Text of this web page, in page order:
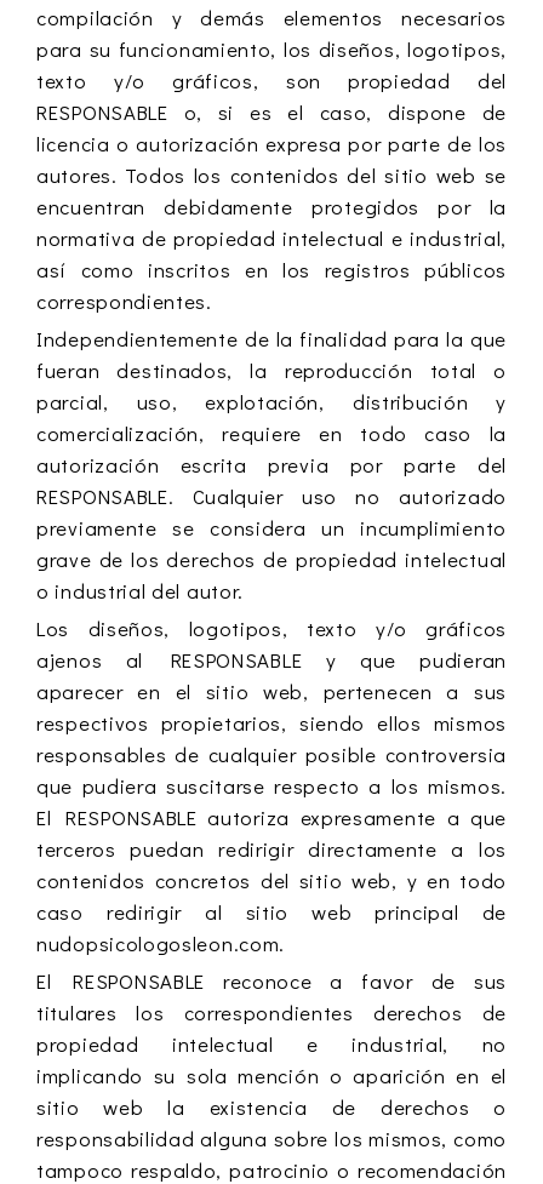
compilación y demás elementos necesarios
para su funcionamiento, los diseños, logotipos,
texto y/o gráficos, son propiedad del
RESPONSABLE o, si es el caso, dispone de
licencia o autorización expresa por parte de los
autores. Todos los contenidos del sitio web se
encuentran debidamente protegidos por la
normativa de propiedad intelectual e industrial,
así como inscritos en los registros públicos
correspondientes.
Independientemente de la finalidad para la que
fueran destinados, la reproducción total o
parcial, uso, explotación, distribución y
comercialización, requiere en todo caso la
autorización escrita previa por parte del
RESPONSABLE. Cualquier uso no autorizado
previamente se considera un incumplimiento
grave de los derechos de propiedad intelectual
o industrial del autor.
Los diseños, logotipos, texto y/o gráficos
ajenos al RESPONSABLE y que pudieran
aparecer en el sitio web, pertenecen a sus
respectivos propietarios, siendo ellos mismos
responsables de cualquier posible controversia
que pudiera suscitarse respecto a los mismos.
El RESPONSABLE autoriza expresamente a que
terceros puedan redirigir directamente a los
contenidos concretos del sitio web, y en todo
caso redirigir al sitio web principal de
nudopsicologosleon.com.
El RESPONSABLE reconoce a favor de sus
titulares los correspondientes derechos de
propiedad intelectual e industrial, no
implicando su sola mención o aparición en el
sitio web la existencia de derechos o
responsabilidad alguna sobre los mismos, como
tampoco respaldo, patrocinio o recomendación